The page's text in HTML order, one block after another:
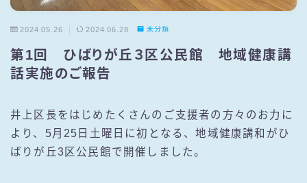
2024.05.26 2024.06.28 未分類
第1回 ひばりが丘３区公民館 地域健康講
話実施のご報告
井上区長をはじめたくさんのご支援者の方々のお力に
より、5月25日土曜日に初となる、地域健康講和がひ
ばりが丘3区公民館で開催しました。